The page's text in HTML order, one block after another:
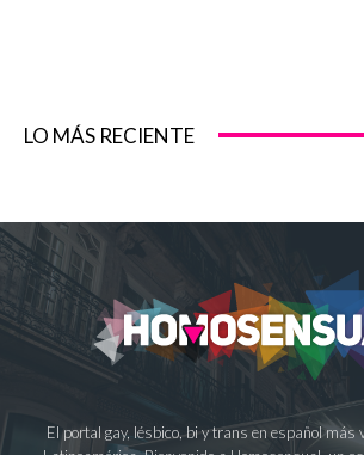
LO MÁS RECIENTE
El portal gay, lésbico, bi y trans en español más